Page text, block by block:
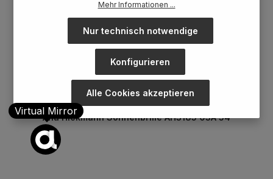
Ana Hickmann Sonnenbrille AH3185 03A 54
Mehr Informationen ...
Nur technisch notwendige
Konfigurieren
Alle Cookies akzeptieren
Virtual Mirror